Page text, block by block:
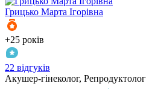
Грицько Марта Ігорівна
+25 років
22 відгуків
Акушер-гінеколог, Репродуктолог